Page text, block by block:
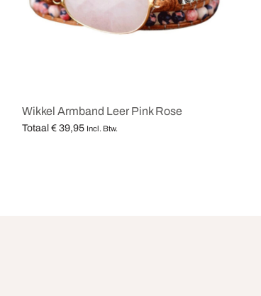
Wikkel Armband Leer Pink Rose
Totaal € 39,95 Incl. Btw.